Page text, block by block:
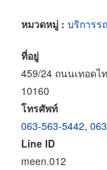
หมวดหมู่ : บริการร
ที่อยู่
459/24 ถนนเทอดไ
10160
โทรศัพท์
063-563-5442,
Line ID
meen.012